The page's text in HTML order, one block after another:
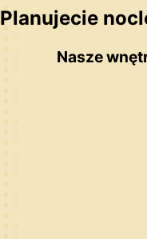
Planujecie
Nasze